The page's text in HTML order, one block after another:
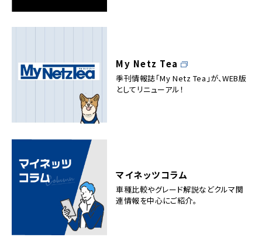
My Netz Tea
季刊情報誌「My Netz Tea」が、WEB版
としてリニューアル！
マイネッツコラム
車種比較やグレード解説などクルマ関
連情報を中心にご紹介。